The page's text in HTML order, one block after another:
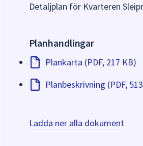
Detaljplan för Kvarteren
Planhandlingar
Plankarta (PDF, 217 KB)
Planbeskrivning (PDF,
Ladda ner alla dokument